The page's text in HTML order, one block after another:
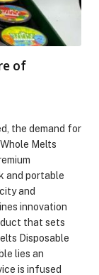
of
the demand for
Melts
and portable
and
innovation
that sets
Disposable
lies an
is infused